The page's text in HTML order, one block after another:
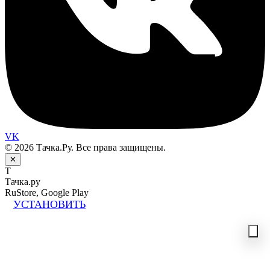
VK
© 2026 Тачка.Ру. Все права защищены.
✕
Т
Тачка.ру
RuStore, Google Play
УСТАНОВИТЬ